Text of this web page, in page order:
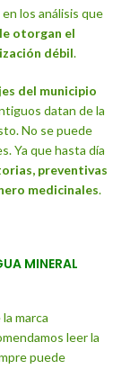
en los análisis que
le otorgan el
débil.
del municipio
datan de la
No se puede
Ya que hasta día
preventivas
medicinales.
MINERAL
marca
leer la
puede